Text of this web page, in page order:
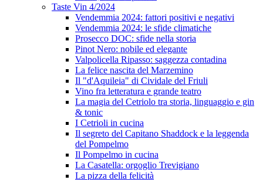
Taste Vin 4/2024
Vendemmia 2024: fattori positivi e negativi
Vendemmia 2024: le sfide climatiche
Prosecco DOC: sfide nella storia
Pinot Nero: nobile ed elegante
Valpolicella Ripasso: saggezza contadina
La felice nascita del Marzemino
Il "d'Aquileia" di Cividale del Friuli
Vino fra letteratura e grande teatro
La magia del Cetriolo tra storia, linguaggio e gin
& tonic
I Cetrioli in cucina
Il segreto del Capitano Shaddock e la leggenda
del Pompelmo
Il Pompelmo in cucina
La Casatella: orgoglio Trevigiano
La pizza della felicità